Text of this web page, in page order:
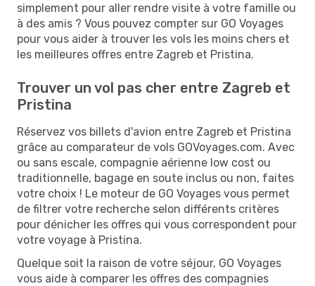
simplement pour aller rendre visite à votre famille ou
à des amis ? Vous pouvez compter sur GO Voyages
pour vous aider à trouver les vols les moins chers et
les meilleures offres entre Zagreb et Pristina.
Trouver un vol pas cher entre Zagreb et
Pristina
Réservez vos billets d'avion entre Zagreb et Pristina
grâce au comparateur de vols GOVoyages.com. Avec
ou sans escale, compagnie aérienne low cost ou
traditionnelle, bagage en soute inclus ou non, faites
votre choix ! Le moteur de GO Voyages vous permet
de filtrer votre recherche selon différents critères
pour dénicher les offres qui vous correspondent pour
votre voyage à Pristina.
Quelque soit la raison de votre séjour, GO Voyages
vous aide à comparer les offres des compagnies